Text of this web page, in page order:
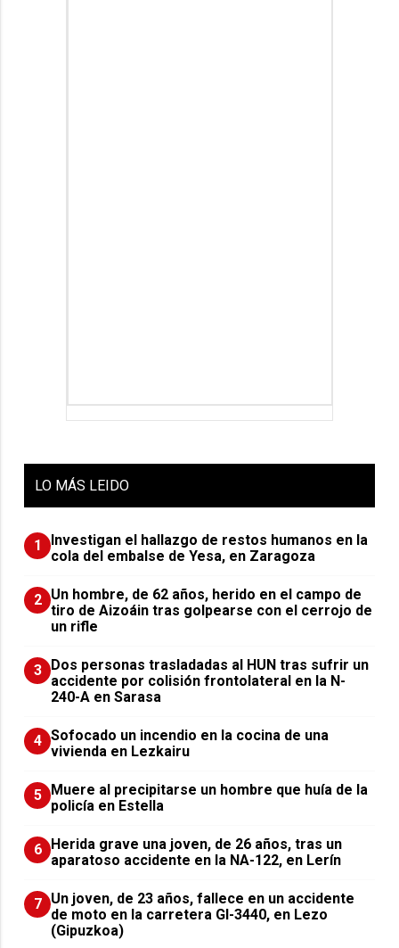
LO MÁS LEIDO
1
Investigan el hallazgo de restos humanos en la
cola del embalse de Yesa, en Zaragoza
2 Un hombre, de 62 años, herido en el campo de
tiro de Aizoáin tras golpearse con el cerrojo de
un rifle
3 ​Dos personas trasladadas al HUN tras sufrir un
accidente por colisión frontolateral en la N-
240-A en Sarasa
4 Sofocado un incendio en la cocina de una
vivienda en Lezkairu
5 Muere al precipitarse un hombre que huía de la
policía en Estella
6 Herida grave una joven, de 26 años, tras un
aparatoso accidente en la NA-122, en Lerín
7 Un joven, de 23 años, fallece en un accidente
de moto en la carretera GI-3440, en Lezo
(Gipuzkoa)